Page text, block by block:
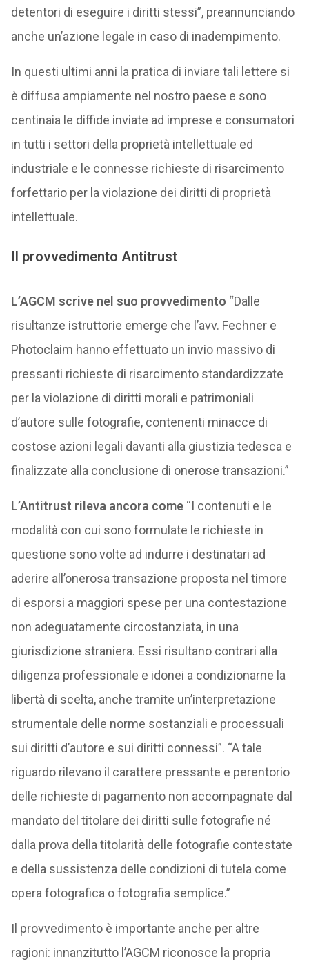
detentori di eseguire i diritti stessi”, preannunciando
anche un’azione legale in caso di inadempimento.
In questi ultimi anni la pratica di inviare tali lettere si
è diffusa ampiamente nel nostro paese e sono
centinaia le diffide inviate ad imprese e consumatori
in tutti i settori della proprietà intellettuale ed
industriale e le connesse richieste di risarcimento
forfettario per la violazione dei diritti di proprietà
intellettuale.
Il provvedimento Antitrust
L’AGCM scrive nel suo provvedimento “Dalle
risultanze istruttorie emerge che l’avv. Fechner e
Photoclaim hanno effettuato un invio massivo di
pressanti richieste di risarcimento standardizzate
per la violazione di diritti morali e patrimoniali
d’autore sulle fotografie, contenenti minacce di
costose azioni legali davanti alla giustizia tedesca e
finalizzate alla conclusione di onerose transazioni.”
L’Antitrust rileva ancora come“I contenuti e le
modalità con cui sono formulate le richieste in
questione sono volte ad indurre i destinatari ad
aderire all’onerosa transazione proposta nel timore
di esporsi a maggiori spese per una contestazione
non adeguatamente circostanziata, in una
giurisdizione straniera. Essi risultano contrari alla
diligenza professionale e idonei a condizionarne la
libertà di scelta, anche tramite un’interpretazione
strumentale delle norme sostanziali e processuali
sui diritti d’autore e sui diritti connessi”. “A tale
riguardo rilevano il carattere pressante e perentorio
delle richieste di pagamento non accompagnate dal
mandato del titolare dei diritti sulle fotografie né
dalla prova della titolarità delle fotografie contestate
e della sussistenza delle condizioni di tutela come
opera fotografica o fotografia semplice.”
Il provvedimento è importante anche per altre
ragioni: innanzitutto l’AGCM riconosce la propria